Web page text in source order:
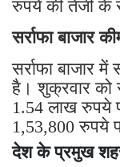
रुपये की तेजी के
सर्राफा बाजार
सर्राफा बाजार
है। शुक्रवार को
1.54 लाख रुपये
1,53,800 रुपये
देश के प्रमुख